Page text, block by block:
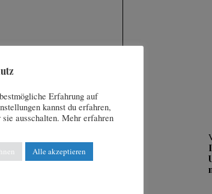
Erfahrung auf
kannst du erfahren,
ausschalten. Mehr erfahren
Alle akzeptieren